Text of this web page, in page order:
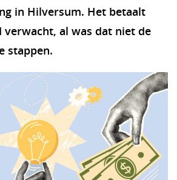
in Hilversum. Het betaalt
verwacht, al was dat niet de
stappen.